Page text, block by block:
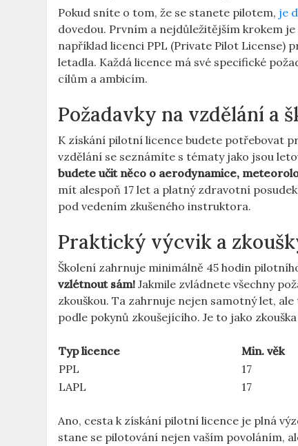
Pokud sníte o tom, že se stanete pilotem, je
dovedou. Prvním a nejdůležitějším krokem
například licenci PPL (Private Pilot License)
letadla. Každá licence má své specifické
cílům a ambicím.
Požadavky na vzdělání a
K získání pilotní licence budete potřebovat
vzdělání se seznámíte s tématy jako jsou
budete učit něco o aerodynamice,
mít alespoň 17 let a platný zdravotní
pod vedením zkušeného instruktora.
Praktický výcvik a
Školení zahrnuje minimálně 45 hodin
vzlétnout sám! Jakmile zvládnete všechny
zkouškou. Ta zahrnuje nejen samotný let,
podle pokynů zkoušejícího. Je to jako
Typ licence Min. věk
PPL
17
LAPL
17
Ano, cesta k získání pilotní licence je plná
stane se pilotování nejen vaším povoláním,